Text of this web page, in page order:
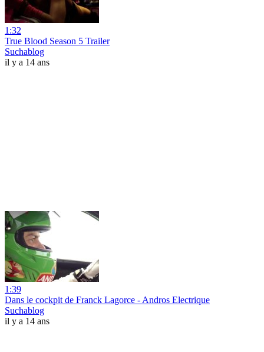
1:32
True Blood Season 5 Trailer
Suchablog
il y a 14 ans
1:39
Dans le cockpit de Franck Lagorce - Andros Electrique
Suchablog
il y a 14 ans